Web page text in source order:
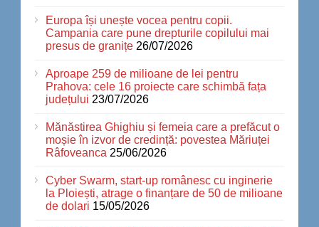
Europa își unește vocea pentru copii.
Campania care pune drepturile copilului mai
presus de granițe 26/07/2026
Aproape 259 de milioane de lei pentru
Prahova: cele 16 proiecte care schimbă fața
județului 23/07/2026
Mănăstirea Ghighiu și femeia care a prefăcut o
moșie în izvor de credință: povestea Măriuței
Râfoveanca 25/06/2026
Cyber Swarm, start-up românesc cu inginerie
la Ploiești, atrage o finanțare de 50 de milioane
de dolari 15/05/2026